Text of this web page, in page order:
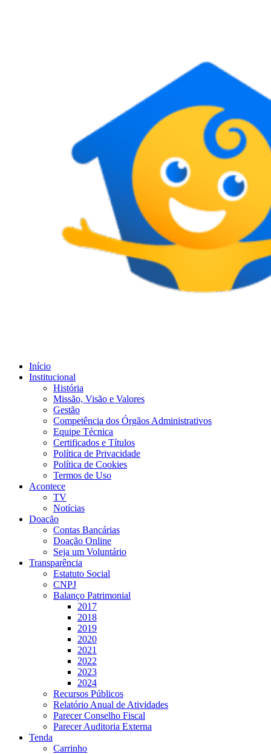
Início
Institucional
História
Missão, Visão e Valores
Gestão
Competência dos Órgãos Administrativos
Equipe Técnica
Certificados e Títulos
Política de Privacidade
Política de Cookies
Termos de Uso
Acontece
TV
Notícias
Doação
Contas Bancárias
Doação Online
Seja um Voluntário
Transparência
Estatuto Social
CNPJ
Balanço Patrimonial
2017
2018
2019
2020
2021
2022
2023
2024
Recursos Públicos
Relatório Anual de Atividades
Parecer Conselho Fiscal
Parecer Auditoria Externa
Tenda
Carrinho